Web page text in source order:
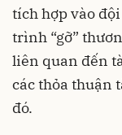
tích hợp vào
trình “gỡ”
liên quan đến
các thỏa thuận
đó.